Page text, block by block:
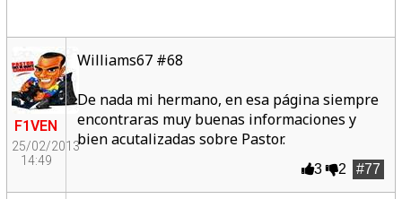
F1VEN
25/02/2013
14:49
Williams67 #68
De nada mi hermano, en esa página siempre
encontraras muy buenas informaciones y
bien acutalizadas sobre Pastor.
#77
3 2